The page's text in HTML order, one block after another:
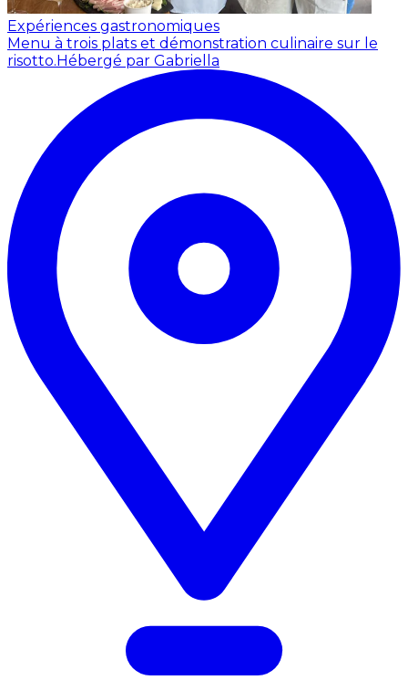
Expériences gastronomiques
Menu à trois plats et démonstration culinaire sur le
risotto.Hébergé par Gabriella